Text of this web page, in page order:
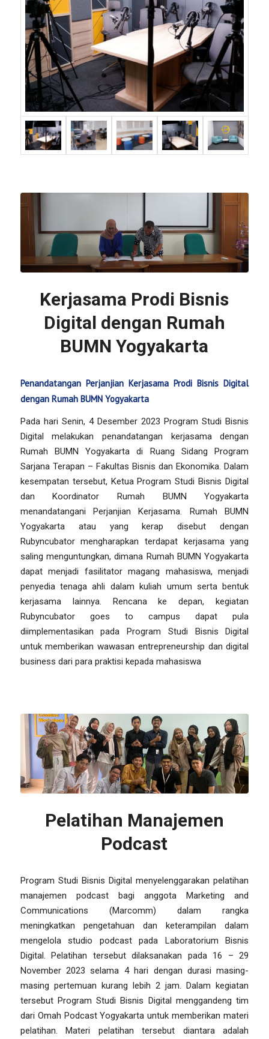
Kerjasama Prodi Bisnis
Digital dengan Rumah
BUMN Yogyakarta
Penandatangan Perjanjian Kerjasama Prodi Bisnis Digital
dengan Rumah BUMN Yogyakarta
Pada hari Senin, 4 Desember 2023 Program Studi Bisnis
Digital melakukan penandatangan kerjasama dengan
Rumah BUMN Yogyakarta di Ruang Sidang Program
Sarjana Terapan – Fakultas Bisnis dan Ekonomika. Dalam
kesempatan tersebut, Ketua Program Studi Bisnis Digital
dan Koordinator Rumah BUMN Yogyakarta
menandatangani Perjanjian Kerjasama. Rumah BUMN
Yogyakarta atau yang kerap disebut dengan
Rubyncubator mengharapkan terdapat kerjasama yang
saling menguntungkan, dimana Rumah BUMN Yogyakarta
dapat menjadi fasilitator magang mahasiswa, menjadi
penyedia tenaga ahli dalam kuliah umum serta bentuk
kerjasama lainnya. Rencana ke depan, kegiatan
Rubyncubator goes to campus dapat pula
diimplementasikan pada Program Studi Bisnis Digital
untuk memberikan wawasan entrepreneurship dan digital
business dari para praktisi kepada mahasiswa
Pelatihan Manajemen
Podcast
Program Studi Bisnis Digital menyelenggarakan pelatihan
manajemen podcast bagi anggota Marketing and
Communications (Marcomm) dalam rangka
meningkatkan pengetahuan dan keterampilan dalam
mengelola studio podcast pada Laboratorium Bisnis
Digital. Pelatihan tersebut dilaksanakan pada 16 – 29
November 2023 selama 4 hari dengan durasi masing-
masing pertemuan kurang lebih 2 jam. Dalam kegiatan
tersebut Program Studi Bisnis Digital menggandeng tim
dari Omah Podcast Yogyakarta untuk memberikan materi
pelatihan. Materi pelatihan tersebut diantara adalah